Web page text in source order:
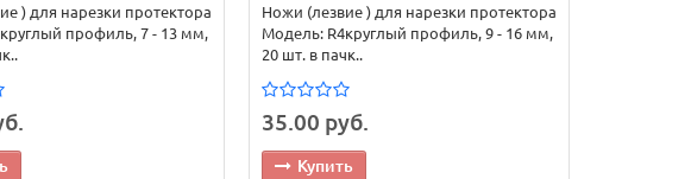
) для нарезки протектора
профиль, 7 - 13 мм,
Ножи (лезвие ) для нарезки протектора
Модель: R4круглый профиль, 9 - 16 мм,
20 шт. в пачк..
35.00 руб.
Купить